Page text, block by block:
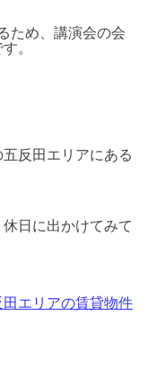
ため、講演会の会
。
反田エリアにある
日に出かけてみて
エリアの賃貸物件